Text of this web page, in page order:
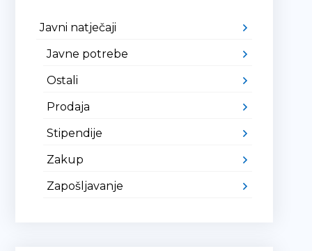
Javni natječaji
Javne potrebe
Ostali
Prodaja
Stipendije
Zakup
Zapošljavanje